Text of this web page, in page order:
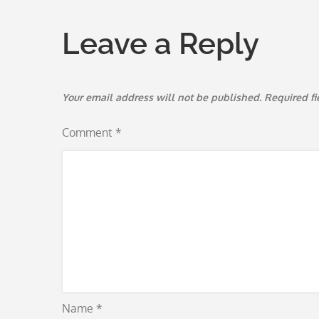
Leave a Reply
Your email address will not be published. Required
Comment *
Name *